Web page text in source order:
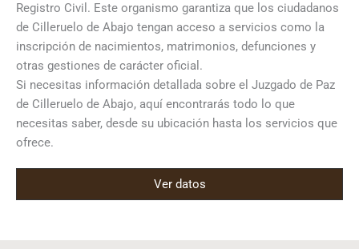
Registro Civil. Este organismo garantiza que los ciudadanos
de Cilleruelo de Abajo tengan acceso a servicios como la
inscripción de nacimientos, matrimonios, defunciones y
otras gestiones de carácter oficial.
Si necesitas información detallada sobre el Juzgado de Paz
de Cilleruelo de Abajo, aquí encontrarás todo lo que
necesitas saber, desde su ubicación hasta los servicios que
ofrece.
Ver datos